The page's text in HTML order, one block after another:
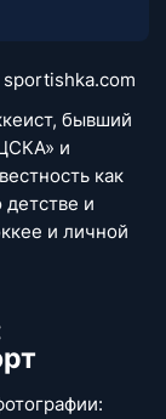
бывший
и
как
и
и личной